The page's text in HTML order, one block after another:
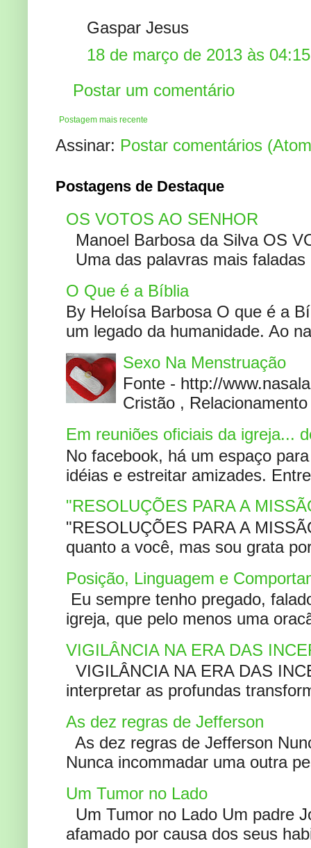
Gaspar Jesus
18 de março de 2013 às 04:15
Postar um comentário
Postagem mais recente
Assinar: Postar comentários
Postagens de Destaque
OS VOTOS AO SENHOR
Manoel Barbosa da Silva OS
Uma das palavras mais
O Que é a Bíblia
By Heloísa Barbosa O que é a
um legado da humanidade. Ao
Sexo Na Menstruação
Fonte - http://
Cristão ,
Em reuniões oficiais da igreja...
No facebook, há um espaço
idéias e estreitar amizades.
"RESOLUÇÕES PARA A
"RESOLUÇÕES PARA A
quanto a você, mas sou grata
Posição, Linguagem e
Eu sempre tenho pregado,
igreja, que pelo menos uma
VIGILÂNCIA NA ERA DAS
VIGILÂNCIA NA ERA DAS
interpretar as profundas
As dez regras de Jefferson
As dez regras de Jefferson
Nunca incommadar uma outra
Um Tumor no Lado
Um Tumor no Lado Um padre
afamado por causa dos seus